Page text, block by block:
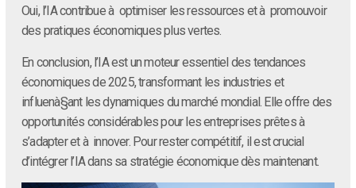
Oui, l’IA contribue à optimiser les ressources et à promouvoir
des pratiques économiques plus vertes.
En conclusion, l’IA est un moteur essentiel des tendances
économiques de 2025, transformant les industries et
influenà§ant les dynamiques du marché mondial. Elle offre des
opportunités considérables pour les entreprises prêtes à
s’adapter et à innover. Pour rester compétitif, il est crucial
d’intégrer l’IA dans sa stratégie économique dès maintenant.